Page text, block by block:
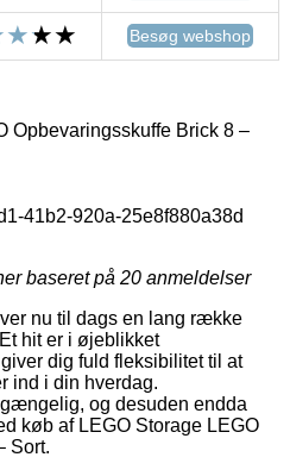
Besøg webshop
Opbevaringsskuffe Brick 8 –
41b2-920a-25e8f880a38d
baseret på 20 anmeldelser
nu til dags en lang række
hit er i øjeblikket
dig fuld fleksibilitet til at
ind i din hverdag.
og desuden endda
køb af LEGO Storage LEGO
Sort.